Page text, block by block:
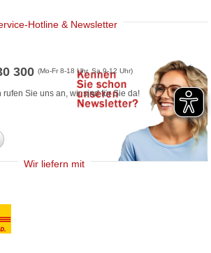
Hotline & Newsletter
300(Mo-Fr 8-18 Uhr, Sa 9-12 Uhr)
rufen Sie uns an, wir sind für Sie da!
Wir liefern mit